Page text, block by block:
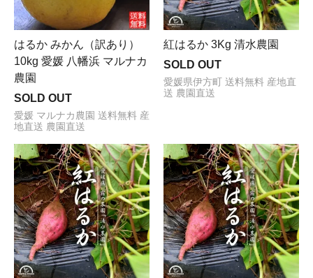
はるか みかん（訳あり）
10kg 愛媛 八幡浜 マルナカ
農園
SOLD OUT
愛媛 マルナカ農園 送料無料 産
地直送 農園直送
紅はるか 3Kg 清水農園
SOLD OUT
愛媛県伊方町 送料無料 産地直
送 農園直送